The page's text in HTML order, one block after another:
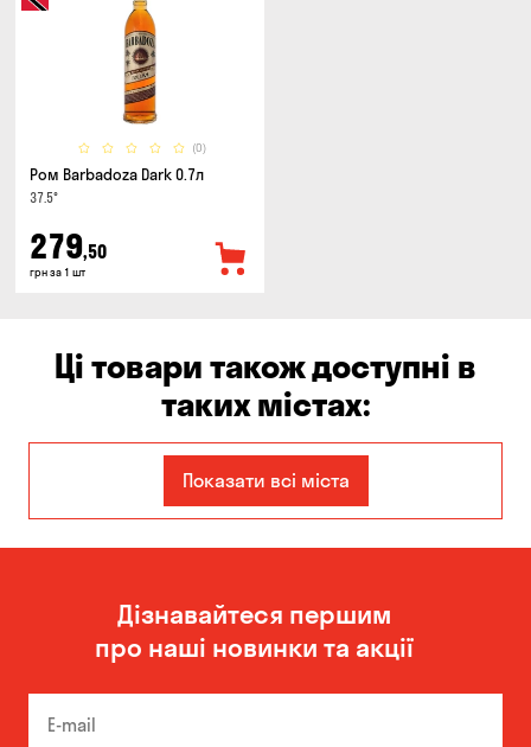
(0)
Ром Barbadoza Dark 0.7л
37.5°
279,50
грн за 1 шт
Ці товари також доступні в
таких містах:
Кам'янське Київ
Одеса Олександрівка
Чорноморськ
Показати всі міста
Дізнавайтеся першим
про наші новинки та акції